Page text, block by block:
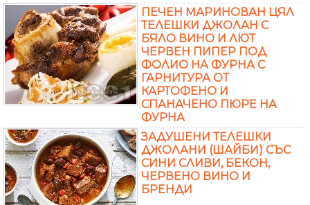
ПЕЧЕН МАРИНОВАН ЦЯЛ
ТЕЛЕШКИ ДЖОЛАН С
БЯЛО ВИНО И ЛЮТ
ЧЕРВЕН ПИПЕР ПОД
ФОЛИО НА ФУРНА С
ГАРНИТУРА ОТ
КАРТОФЕНО И
СПАНАЧЕНО ПЮРЕ НА
ФУРНА
ЗАДУШЕНИ ТЕЛЕШКИ
ДЖОЛАНИ (ШАЙБИ) СЪС
СИНИ СЛИВИ, БЕКОН,
ЧЕРВЕНО ВИНО И
БРЕНДИ